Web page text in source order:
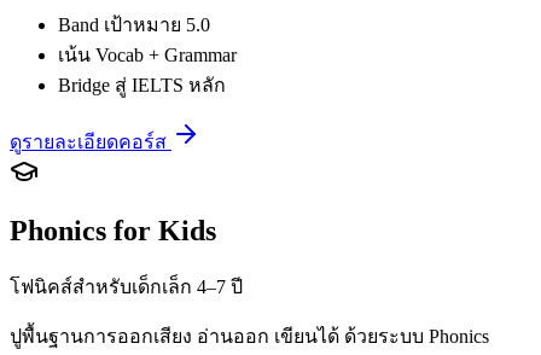
Band เป้าหมาย 5.0
เน้น Vocab + Grammar
Bridge สู่ IELTS หลัก
ดูรายละเอียดคอร์ส
Phonics for Kids
โฟนิคส์สำหรับเด็กเล็ก 4–7 ปี
ปูพื้นฐานการออกเสียง อ่านออก เขียนได้ ด้วยระบบ Phonics